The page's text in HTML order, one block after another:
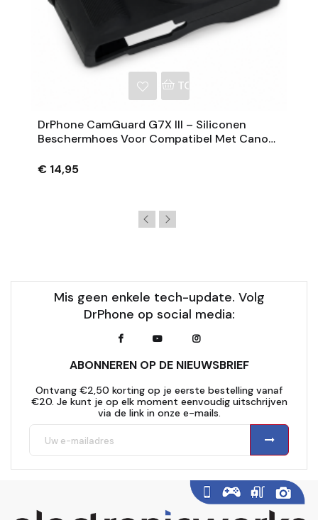
TOEVOEGEN AAN
DrPhone CamGuard G7X III – Siliconen
Beschermhoes Voor Compatibel Met Canon
€ 14,95
Mis geen enkele tech-update. Volg
DrPhone op social media:
ABONNEREN OP DE NIEUWSBRIEF
Ontvang €2,50 korting op je eerste bestelling vanaf
€20. Je kunt je op elk moment eenvoudig uitschrijven
via de link in onze e-mails.